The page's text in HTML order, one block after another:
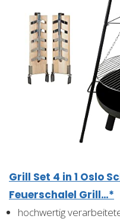
Grill Set 4 in 1 Oslo
Feuerschalel Grill…*
hochwertig